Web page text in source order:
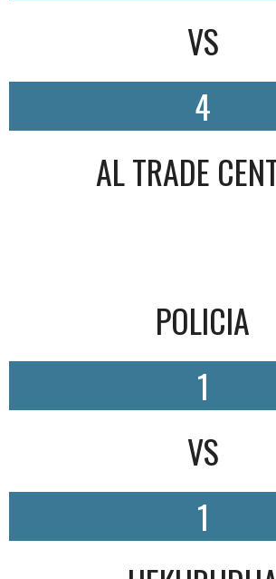
VS
4
AL TRADE
POLICIA
1
VS
1